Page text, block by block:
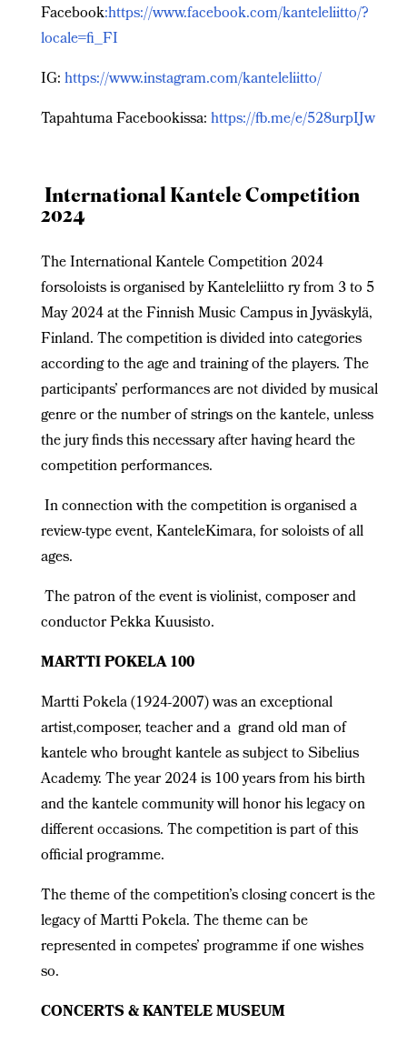
Facebook:https://www.facebook.com/kanteleliitto/?
locale=fi_FI
IG:https://www.instagram.com/kanteleliitto/
Tapahtuma Facebookissa:https://fb.me/e/528urpIJw
International KanteleCompetition
2024
The International Kantele Competition 2024
forsoloists is organised by Kanteleliitto ry from 3 to 5
May 2024 at the Finnish Music Campus in Jyväskylä,
Finland. The competition is divided into categories
according to the age and training of the players. The
participants’ performances are not divided by musical
genre or the number of strings on the kantele, unless
the jury finds this necessary after having heard the
competition performances.
In connection with the competition is organised a
review-type event, KanteleKimara, for soloists of all
ages.
The patron of the event is violinist, composer and
conductor Pekka Kuusisto.
MARTTI POKELA 100
Martti Pokela (1924-2007) was an exceptional
artist,composer, teacher and a grand old man of
kantele who brought kantele as subject to Sibelius
Academy. The year 2024 is 100 years from his birth
and the kantele community will honor his legacy on
different occasions. The competition is part of this
official programme.
The theme of the competition’s closing concert is the
legacy of Martti Pokela. The theme can be
represented in competes’ programme if one wishes
so.
CONCERTS & KANTELE MUSEUM